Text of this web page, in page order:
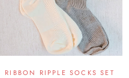
RIBBON RIPPLE SOCKS SET